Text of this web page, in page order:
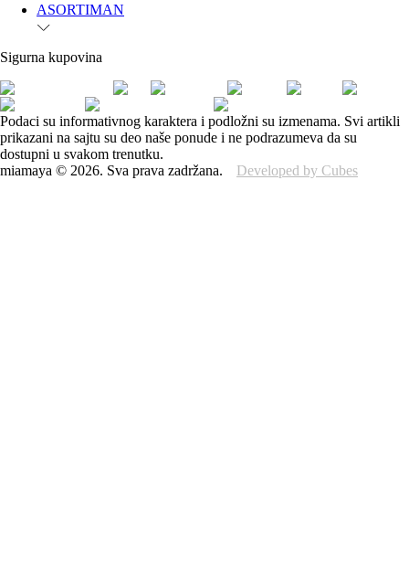
ASORTIMAN
Sigurna kupovina
Podaci su informativnog karaktera i podložni su izmenama. Svi artikli
prikazani na sajtu su deo naše ponude i ne podrazumeva da su
dostupni u svakom trenutku.
miamaya © 2026. Sva prava zadržana. Developed by Cubes